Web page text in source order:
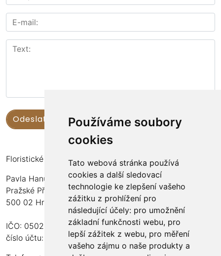
Používáme soubory
cookies
Tato webová stránka používá
cookies a další sledovací
technologie ke zlepšení vašeho
zážitku z prohlížení pro
následující účely: pro umožnění
základní funkčnosti webu, pro
lepší zážitek z webu, pro měření
vašeho zájmu o naše produkty a
Floristické kurzy Violet - Bc. Veronika Němečková
Pavla Hanuše 252
Pražské Předměstí
500 02 Hradec Králové
IČO: 05024676
číslo účtu: 2600989157/2010